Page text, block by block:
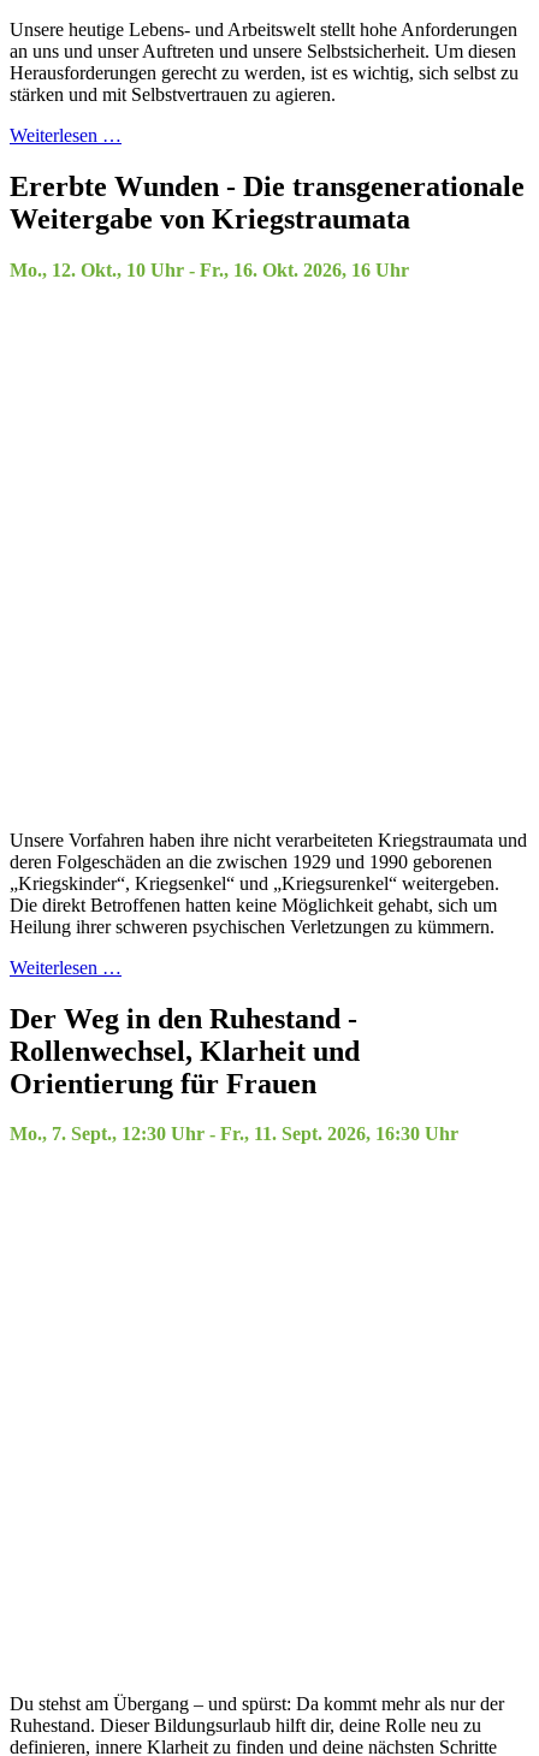
Unsere heutige Lebens- und Arbeitswelt stellt hohe Anforderungen
an uns und unser Auftreten und unsere Selbstsicherheit. Um diesen
Herausforderungen gerecht zu werden, ist es wichtig, sich selbst zu
stärken und mit Selbstvertrauen zu agieren.
Weiterlesen …
Ererbte Wunden - Die transgenerationale
Weitergabe von Kriegstraumata
Mo., 12. Okt., 10 Uhr - Fr., 16. Okt. 2026, 16 Uhr
Unsere Vorfahren haben ihre nicht verarbeiteten Kriegstraumata und
deren Folgeschäden an die zwischen 1929 und 1990 geborenen
„Kriegskinder“, Kriegsenkel“ und „Kriegsurenkel“ weitergeben.
Die direkt Betroffenen hatten keine Möglichkeit gehabt, sich um
Heilung ihrer schweren psychischen Verletzungen zu kümmern.
Weiterlesen …
Der Weg in den Ruhestand -
Rollenwechsel, Klarheit und
Orientierung für Frauen
Mo., 7. Sept., 12:30 Uhr - Fr., 11. Sept. 2026, 16:30 Uhr
Du stehst am Übergang – und spürst: Da kommt mehr als nur der
Ruhestand. Dieser Bildungsurlaub hilft dir, deine Rolle neu zu
definieren, innere Klarheit zu finden und deine nächsten Schritte